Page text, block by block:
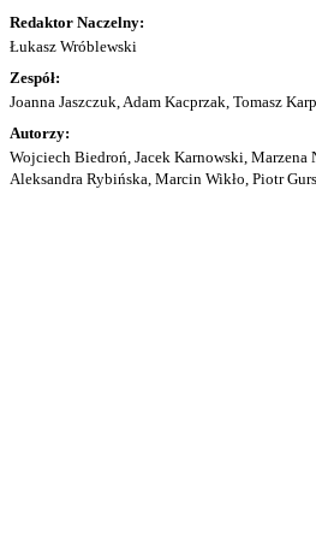
Redaktor Naczelny:
Łukasz Wróblewski
Zespół:
Joanna Jaszczuk, Adam Kacprzak, Tomasz
Autorzy:
Wojciech Biedroń, Jacek Karnowski, Marzena
Aleksandra Rybińska, Marcin Wikło, Piotr